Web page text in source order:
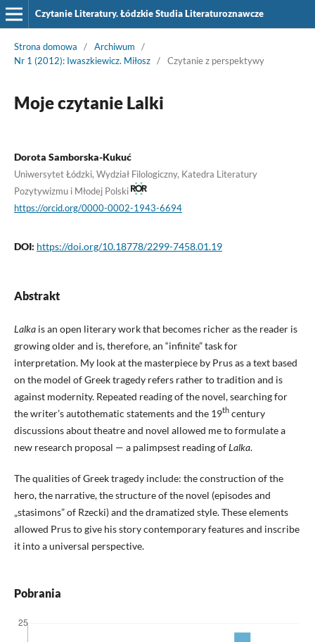
Czytanie Literatury. Łódzkie Studia Literaturoznawcze
Strona domowa / Archiwum
/
Nr 1 (2012): Iwaszkiewicz. Miłosz / Czytanie z perspektywy
Moje czytanie Lalki
Dorota Samborska-Kukuć
Uniwersytet Łódzki, Wydział Filologiczny, Katedra Literatury
Pozytywizmu i Młodej Polski
https://orcid.org/0000-0002-1943-6694
DOI: https://doi.org/10.18778/2299-7458.01.19
Abstrakt
Lalkais an open literary work that becomes richer as the reader is
growing older and is, therefore, an “infinite” task for
interpretation. My look at the masterpiece by Prus as a text based
on the model of Greek tragedy refers rather to tradition and is
against modernity. Repeated reading of the novel, searching for
the writer’s autothematic statements and the 19thcentury
discussions about theatre and novel allowed me to formulate a
new research proposal — a palimpsest reading ofLalka.
The qualities of Greek tragedy include: the construction of the
hero, the narrative, the structure of the novel (episodes and
„stasimons” of Rzecki) and the dramatized style. These elements
allowed Prus to give his story contemporary features and inscribe
it into a universal perspective.
Pobrania